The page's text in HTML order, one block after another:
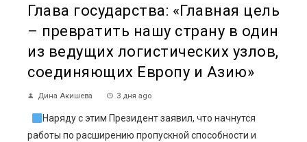
Глава государства: «Главная цель
– превратить нашу страну в один
из ведущих логистических узлов,
соединяющих Европу и Азию»
Дина Акишева 3 дня ago
Наряду с этим Президент заявил, что начнутся
работы по расширению пропускной способности и